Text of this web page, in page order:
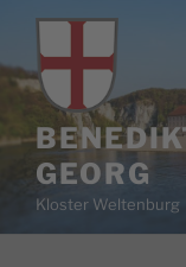
content
GEORG
Kloster Weltenburg